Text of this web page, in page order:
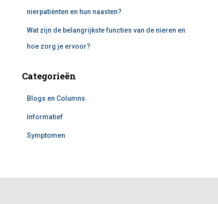
nierpatiënten en hun naasten?
Wat zijn de belangrijkste functies van de nieren en
hoe zorg je ervoor?
Categorieën
Blogs en Columns
Informatief
Symptomen